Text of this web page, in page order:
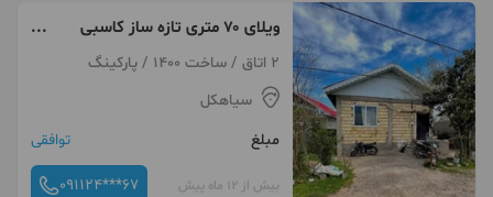
ویلای ۷۰ متری تازه ساز کاسبی
دنج و ارام
2 اتاق / ساخت 1400 / پارکینگ
سیاهکل
مبلغ
توافقی
بیش از 12 ماه پیش 091124***67